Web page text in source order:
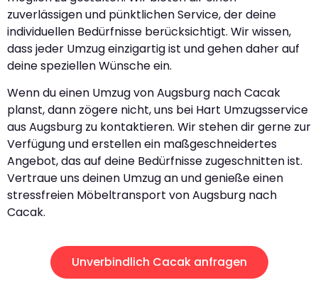
zuverlässigen und pünktlichen Service, der deine
individuellen Bedürfnisse berücksichtigt. Wir wissen,
dass jeder Umzug einzigartig ist und gehen daher auf
deine speziellen Wünsche ein.
Wenn du einen Umzug von Augsburg nach Cacak
planst, dann zögere nicht, uns bei Hart Umzugsservice
aus Augsburg zu kontaktieren. Wir stehen dir gerne zur
Verfügung und erstellen ein maßgeschneidertes
Angebot, das auf deine Bedürfnisse zugeschnitten ist.
Vertraue uns deinen Umzug an und genieße einen
stressfreien Möbeltransport von Augsburg nach
Cacak.
Unverbindlich Cacak anfragen